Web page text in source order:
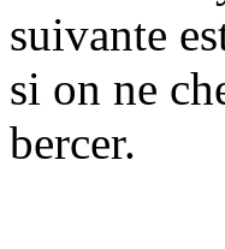
suivante
si on ne
bercer.